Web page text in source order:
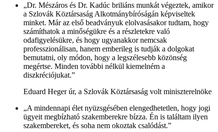
„Dr. Mészáros és Dr. Kadúc briliáns munkát végeztek, amikor
a Szlovák Köztársaság Alkotmánybíróságán képviseltek
minket. Már az első beadványuk elolvasásakor tudtam, hogy
számíthatok a minőségükre és a részletekre való
odafigyelésükre, és hogy ugyanakkor nemcsak
professzionálisan, hanem emberileg is tudják a dolgokat
bemutatni, oly módon, hogy a legszélesebb közönség
megértse. Minden további nélkül kiemelném a
diszkréciójukat.”
Eduard Heger úr, a Szlovák Köztársaság volt miniszterelnöke
„A mindennapi élet nyüzsgésében elengedhetetlen, hogy jogi
ügyeit megbízható szakemberekre bízza. Én is találtam ilyen
szakembereket, és soha nem okoztak csalódást.”